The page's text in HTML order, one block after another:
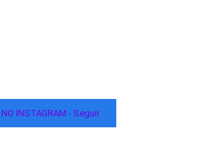
INSTAGRAM - Seguir